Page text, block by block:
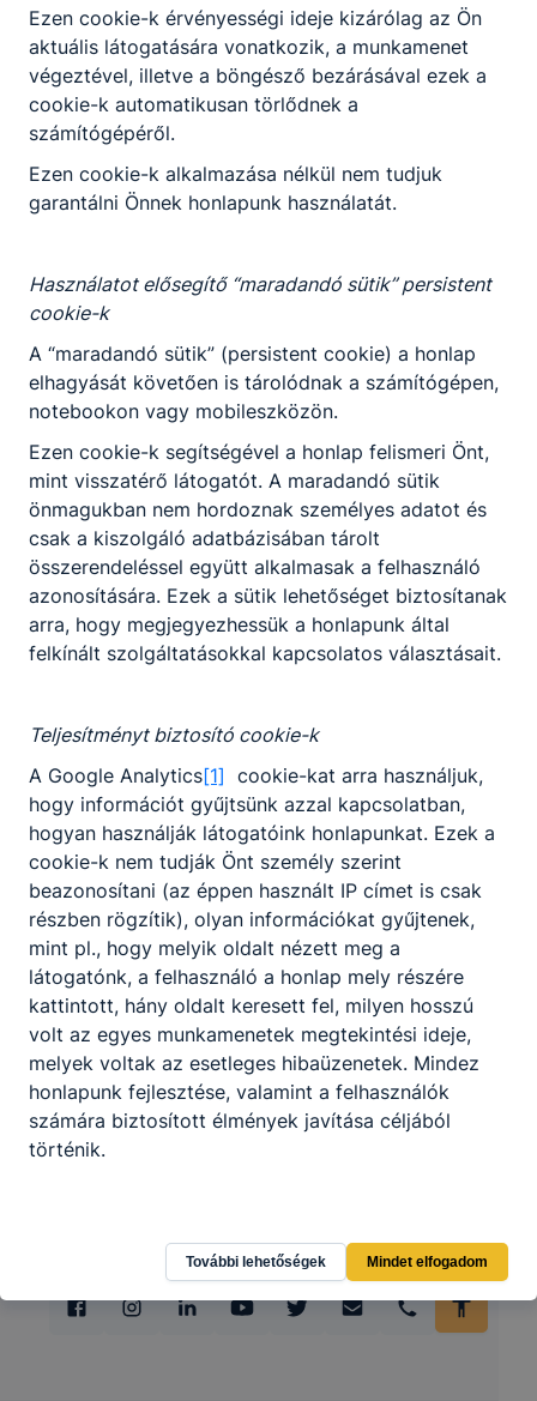
ösztönzi a szokások kialakulását;
kiegészíti és segíti a családi nevelést, a
családokkal nevelőpartneri kapcsolatot
alakít ki. Észleli az eltérő fejlődést,
jelzéssel él a gyermeki jogok érvényesítése
légkört alakít ki;
segít a konﬂiktushelyzetek megoldásában,
feltételeit, részt vesz benne úgy, hogy a
gyermekek kíváncsisága, játékkedve
segíti a gyermekeket a világ
megismerésében, a korosztálynak
megfelelő anyanyelvi, irodalmi, zenei,
vizuális élményeket közvetít.
Megosztás
Partnereink
Ezen cookie-k érvényességi ideje kizárólag az Ön
aktuális látogatására vonatkozik, a munkamenet
végeztével, illetve a böngésző bezárásával ezek a
cookie-k automatikusan törlődnek a
számítógépéről.
Ezen cookie-k alkalmazása nélkül nem tudjuk
garantálni Önnek honlapunk használatát.
Használatot elősegítő “maradandó sütik” persistent
cookie-k
A “maradandó sütik” (persistent cookie) a honlap
elhagyását követően is tárolódnak a számítógépen,
notebookon vagy mobileszközön.
Ezen cookie-k segítségével a honlap felismeri Önt,
mint visszatérő látogatót. A maradandó sütik
önmagukban nem hordoznak személyes adatot és
csak a kiszolgáló adatbázisában tárolt
összerendeléssel együtt alkalmasak a felhasználó
azonosítására. Ezek a sütik lehetőséget biztosítanak
arra, hogy megjegyezhessük a honlapunk által
felkínált szolgáltatásokkal kapcsolatos választásait.
Teljesítményt biztosító cookie-k
A Google Analytics[1] cookie-kat arra használjuk,
hogy információt gyűjtsünk azzal kapcsolatban,
hogyan használják látogatóink honlapunkat. Ezek a
cookie-k nem tudják Önt személy szerint
beazonosítani (az éppen használt IP címet is csak
részben rögzítik), olyan információkat gyűjtenek,
mint pl., hogy melyik oldalt nézett meg a
látogatónk, a felhasználó a honlap mely részére
kattintott, hány oldalt keresett fel, milyen hosszú
volt az egyes munkamenetek megtekintési ideje,
melyek voltak az esetleges hibaüzenetek. Mindez
honlapunk fejlesztése, valamint a felhasználók
számára biztosított élmények javítása céljából
történik.
Hogyan ellenőrizheti és hogyan tudja kikapcsolni a
További lehetőségek Mindet elfogadom